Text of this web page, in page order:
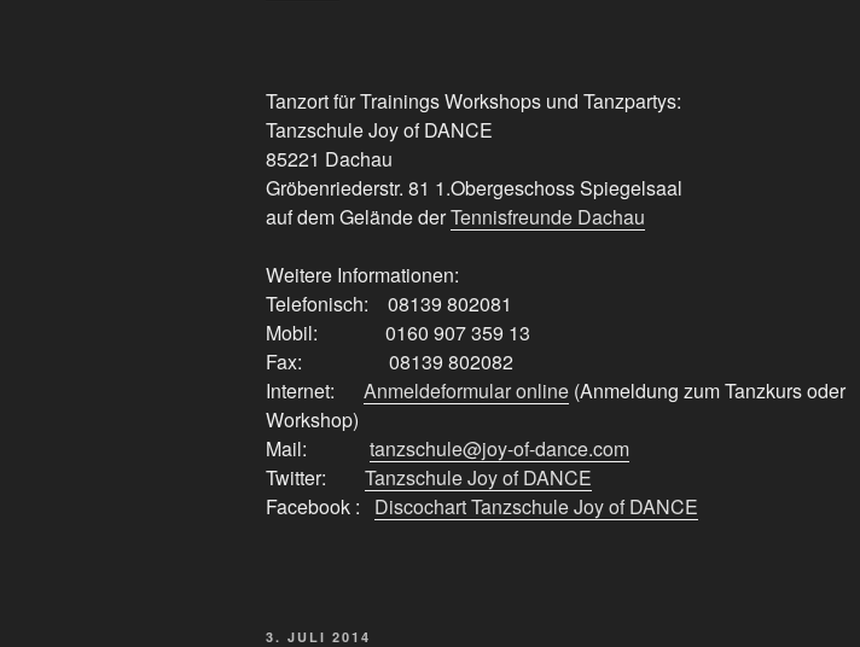
Tanzort für Trainings Workshops und Tanzpartys:
Tanzschule Joy of DANCE
85221 Dachau
Gröbenriederstr. 81 1.Obergeschoss Spiegelsaal
auf dem Gelände derTennisfreunde Dachau
Weitere Informationen:
Telefonisch: 08139 802081
Mobil: 0160 907 359 13
Fax: 08139 802082
Internet: Anmeldeformular online (Anmeldung zum Tanzkurs oder
Workshop)
Mail: tanzschule@joy-of-dance.com
Twitter: Tanzschule Joy of DANCE
Facebook : Discochart Tanzschule Joy of DANCE
VERÖFFENTLICHT
3. JULI 2014